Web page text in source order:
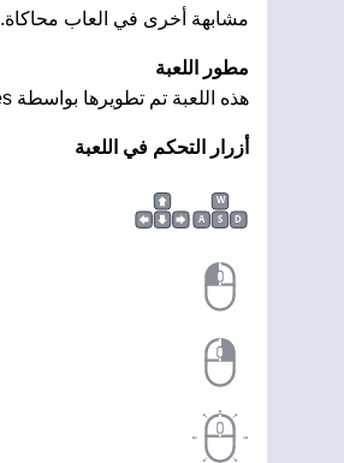
مشابهة أخرى في العاب محاكاة.
مطور اللعبة
هذه اللعبة تم تطويرها بواسطة JulGames
أزرار التحكم في اللعبة
W
A
S D